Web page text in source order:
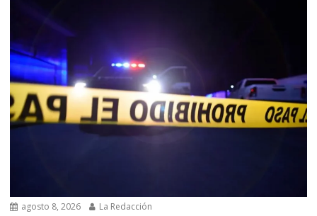
agosto 8, 2026 La Redacción